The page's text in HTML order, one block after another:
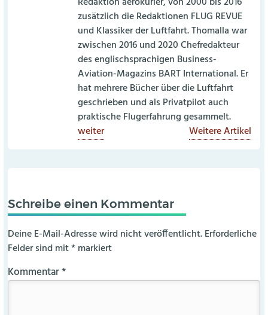
zusätzlich die Redaktionen FLUG REVUE
und Klassiker der Luftfahrt. Thomalla war
zwischen 2016 und 2020 Chefredakteur
des englischsprachigen Business-
Aviation-Magazins BART International. Er
hat mehrere Bücher über die Luftfahrt
geschrieben und als Privatpilot auch
praktische Flugerfahrung gesammelt.
weiter
Weitere Artikel
Schreibe einen Kommentar
Deine E-Mail-Adresse wird nicht veröffentlicht. Erforderliche
Felder sind mit*markiert
Kommentar*